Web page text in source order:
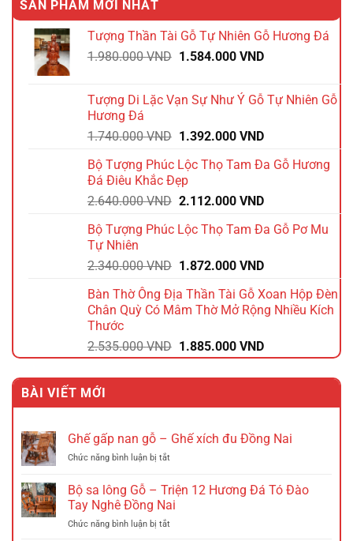
SẢN PHẨM MỚI NHẤT
Tượng Thần Tài Gỗ Tự Nhiên Gỗ Hương Đá
1.980.000VND Giá
1.980.000 VND.
1.584.000 VNDGiá
là:
Tượng Di Lặc Vạn Sự Như Ý Gỗ Tự Nhiên Gỗ
Hương Đá
1.740.000VND Giá
là:
1.740.000 VND.
1.392.000 VNDGiá
tại
1.392.000 VND.
Bộ Tượng Phúc Lộc Thọ Tam Đa Gỗ Hương
Đá Điêu Khắc Đẹp
2.640.000VND Giá
là:
2.112.000 VNDGiá
tại
2.112.000 VND.
Bộ Tượng Phúc Lộc Thọ Tam Đa Gỗ Pơ Mu
Tự Nhiên
2.340.000VND Giá
là:
2.340.000 VND.
1.872.000 VNDGiá
tại
là:
Bàn Thờ Ông Địa Thần Tài Gỗ Xoan Hộp Đèn
Chân Quỳ Có Mâm Thờ Mở Rộng Nhiều Kích
Thước
2.535.000VND Giá
gốc
là:
1.885.000 VNDGiá
hiện
tại
1.885.000 VND.
BÀI VIẾT MỚI
Ghế gấp nan gỗ – Ghế xích đu Đồng Nai
Chức năng bình luận bị tắtở
gấp
nan
gỗ
–
Bộ sa lông Gỗ – Triện 12 Hương Đá Tó Đào
Tay Nghê Đồng Nai
Chức năng bình luận bị tắtở